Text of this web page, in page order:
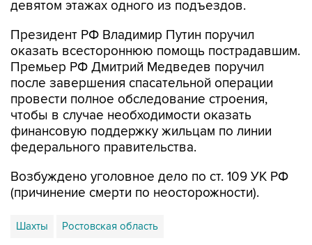
Президент РФ Владимир Путин поручил
Премьер РФ Дмитрий Медведев поручил
после завершения спасательной операции
провести полное обследование строения,
чтобы в случае необходимости оказать
финансовую поддержку жильцам по линии
федерального правительства.
Возбуждено уголовное дело по ст. 109 УК РФ
Шахты Ростовская область